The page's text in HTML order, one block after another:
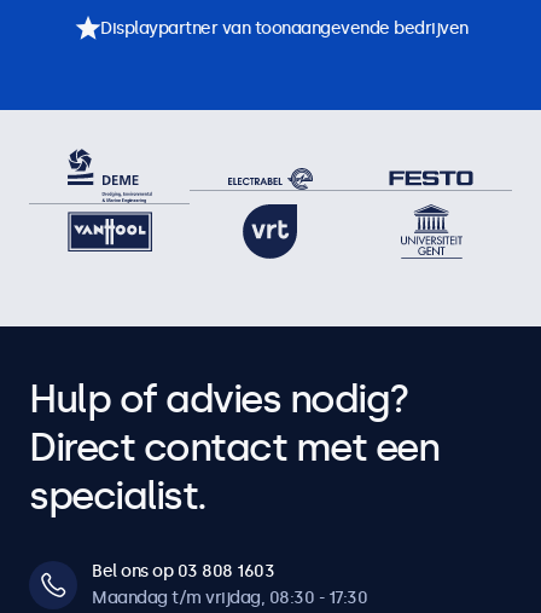
Displaypartner van toonaangevende bedrijven
Hulp of advies nodig?
Direct contact met een
specialist.
Bel ons op 03 808 1603
Maandag t/m vrijdag, 08:30 - 17:30